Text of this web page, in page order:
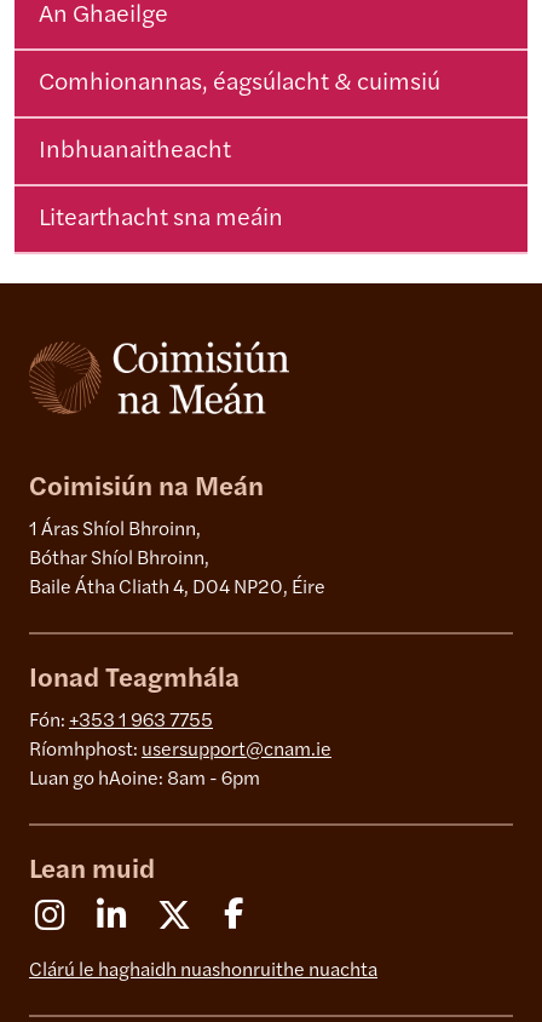
An Ghaeilge
Comhionannas, éagsúlacht & cuimsiú
Inbhuanaitheacht
Litearthacht sna meáin
Coimisiún na Meán
1 Áras Shíol Bhroinn,
Bóthar Shíol Bhroinn,
Baile Átha Cliath 4, D04 NP20, Éire
Ionad Teagmhála
Fón: +353 1 963 7755
Ríomhphost: usersupport@cnam.ie
Luan go hAoine: 8am - 6pm
Lean muid
InstagramLinkedin X (Formerly Twitter)
Clárú le haghaidh nuashonruithe nuachta